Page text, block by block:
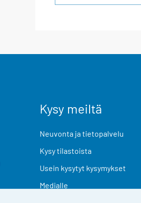
Kysy meiltä
Neuvonta ja tietopalvelu
Kysy tilastoista
Usein kysytyt kysymykset
Medialle